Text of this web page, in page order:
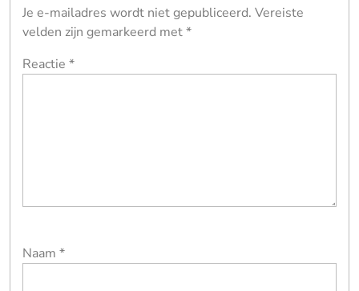
Je e-mailadres wordt niet gepubliceerd. Vereiste
velden zijn gemarkeerd met*
Reactie *
Naam *